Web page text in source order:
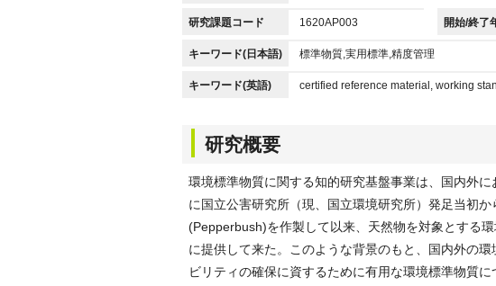
研究課題コード 1620AP003 開始/終了
キーワード(日本語) 標準物質,実用標準,精度管理
キーワード(英語) certified reference material, working
研究概要
環境標準物質に関する知的研究基盤事業は、国内外
に国立公害研究所（現、国立環境研究所）発足当初
(Pepperbush)を作製して以来、天然物を対象とする
に提供して来た。このような背景のもと、国内外の
ビリティの確保に資するために有用な環境標準物質